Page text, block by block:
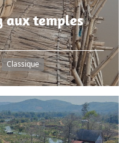
aux temples
Classique